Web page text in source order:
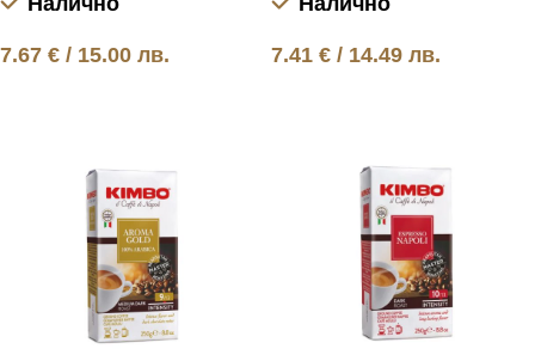
7.67 € / 15.00 лв. 7.41 € / 14.49 лв.